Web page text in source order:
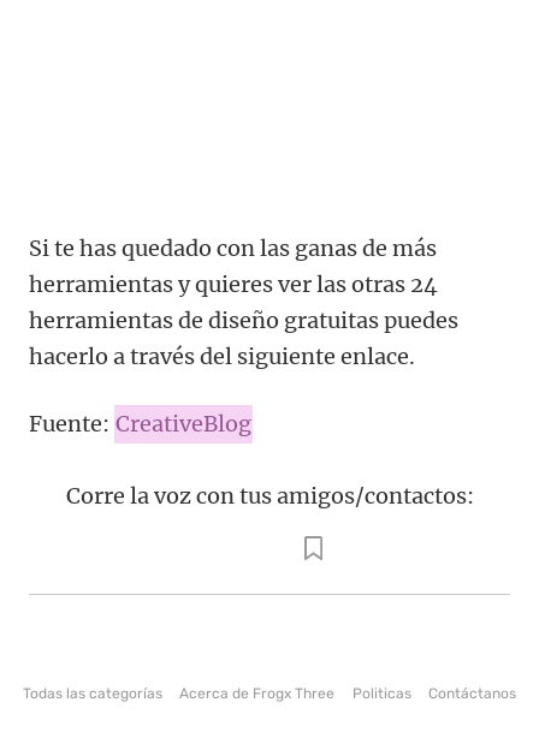
Si te has quedado con las ganas de más
herramientas y quieres ver las otras 24
herramientas de diseño gratuitas puedes
hacerlo a través del siguiente enlace.
Fuente: CreativeBlog
Corre la voz con tus amigos/contactos:
Todas las categorías Acerca de Frogx Three Politicas Contáctanos